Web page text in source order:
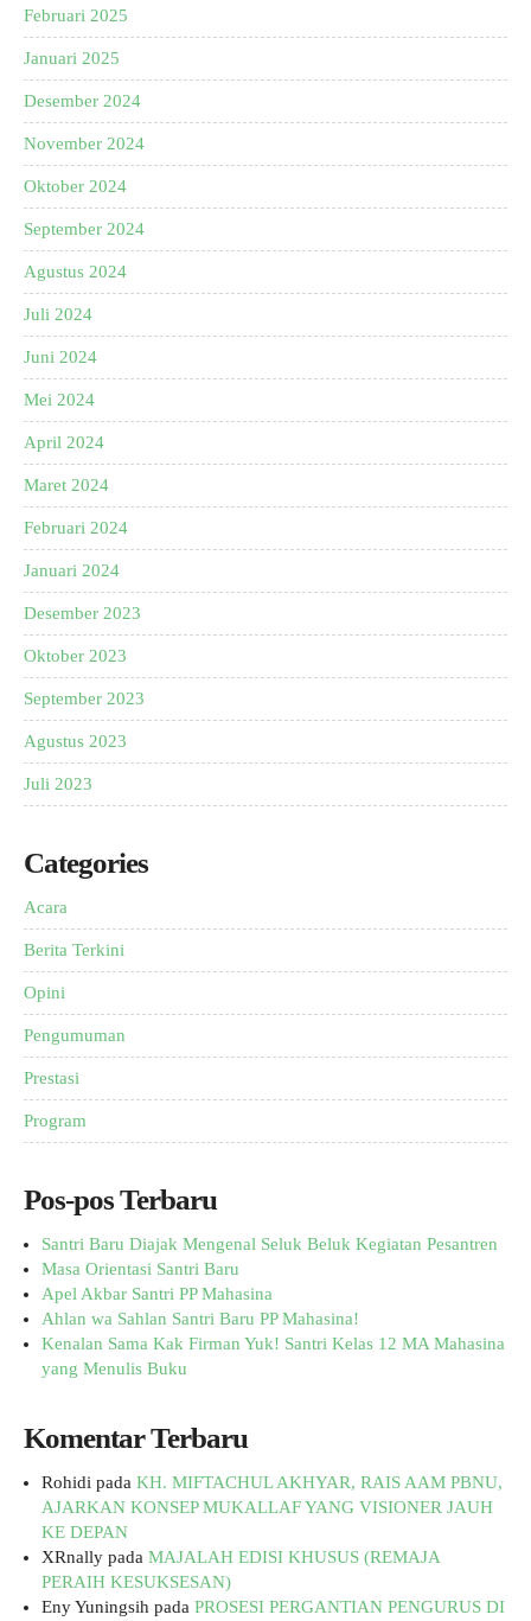
Februari 2025
Januari 2025
Desember 2024
November 2024
Oktober 2024
September 2024
Agustus 2024
Juli 2024
Juni 2024
Mei 2024
April 2024
Maret 2024
Februari 2024
Januari 2024
Desember 2023
Oktober 2023
September 2023
Agustus 2023
Juli 2023
Categories
Acara
Berita Terkini
Opini
Pengumuman
Prestasi
Program
Pos-pos Terbaru
Santri Baru Diajak Mengenal Seluk Beluk Kegiatan Pesantren
Masa Orientasi Santri Baru
Apel Akbar Santri PP Mahasina
Ahlan wa Sahlan Santri Baru PP Mahasina!
Kenalan Sama Kak Firman Yuk! Santri Kelas 12 MA Mahasina
yang Menulis Buku
Komentar Terbaru
Rohidi pada KH. MIFTACHUL AKHYAR, RAIS AAM PBNU,
AJARKAN KONSEP MUKALLAF YANG VISIONER JAUH
KE DEPAN
XRnally pada MAJALAH EDISI KHUSUS (REMAJA
PERAIH KESUKSESAN)
Eny Yuningsih pada PROSESI PERGANTIAN PENGURUS DI